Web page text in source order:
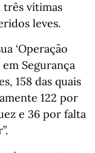
três vítimas
leves.
‘Operação
Segurança
158 das quais
122 por
e 36 por falta